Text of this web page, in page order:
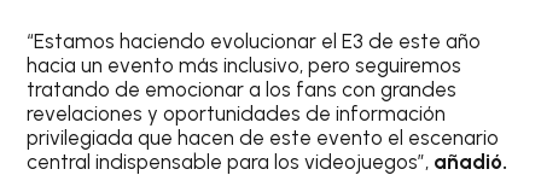
“Estamos haciendo evolucionar el E3 de este año
hacia un evento más inclusivo, pero seguiremos
tratando de emocionar a los fans con grandes
revelaciones y oportunidades de información
privilegiada que hacen de este evento el escenario
central indispensable para los videojuegos”, añadió.